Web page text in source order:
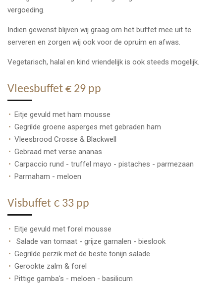
vergoeding.
Indien gewenst blijven wij graag om het buffet mee uit te
serveren en zorgen wij ook voor de opruim en afwas.
Vegetarisch, halal en kind vriendelijk is ook steeds mogelijk.
Vleesbuffet € 29 pp
Eitje gevuld met ham mousse
Gegrilde groene asperges met gebraden ham
Vleesbrood Crosse & Blackwell
Gebraad met verse ananas
Carpaccio rund - truffel mayo - pistaches - parmezaan
Parmaham - meloen
Visbuffet € 33 pp
Eitje gevuld met forel mousse
Salade van tomaat - grijze garnalen - bieslook
Gegrilde perzik met de beste tonijn salade
Gerookte zalm & forel
Pittige gamba's - meloen - basilicum